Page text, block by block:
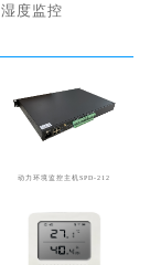
度监控
动力环境监控主机SPD-212